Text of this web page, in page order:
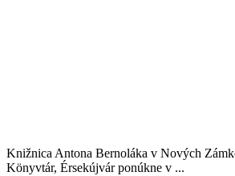
Knižnica Antona Bernoláka v Nových
Könyvtár, Érsekújvár ponúkne v ...